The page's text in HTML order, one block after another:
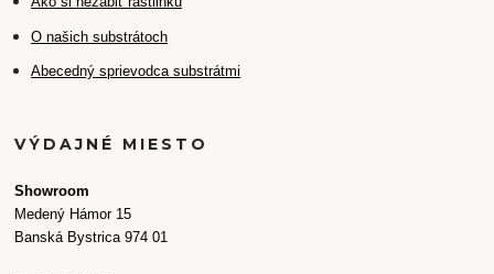
O našich substrátoch
Abecedný sprievodca substrátmi
VÝDAJNÉ MIESTO
Showroom
Medený Hámor 15
Banská Bystrica 974 01